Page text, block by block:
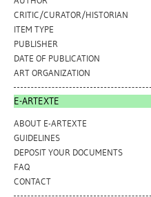
CRITIC/CURATOR/HISTORIAN
ITEM TYPE
PUBLISHER
DATE OF PUBLICATION
ART ORGANIZATION
E-ARTEXTE
ABOUT E-ARTEXTE
GUIDELINES
DEPOSIT YOUR DOCUMENTS
FAQ
CONTACT